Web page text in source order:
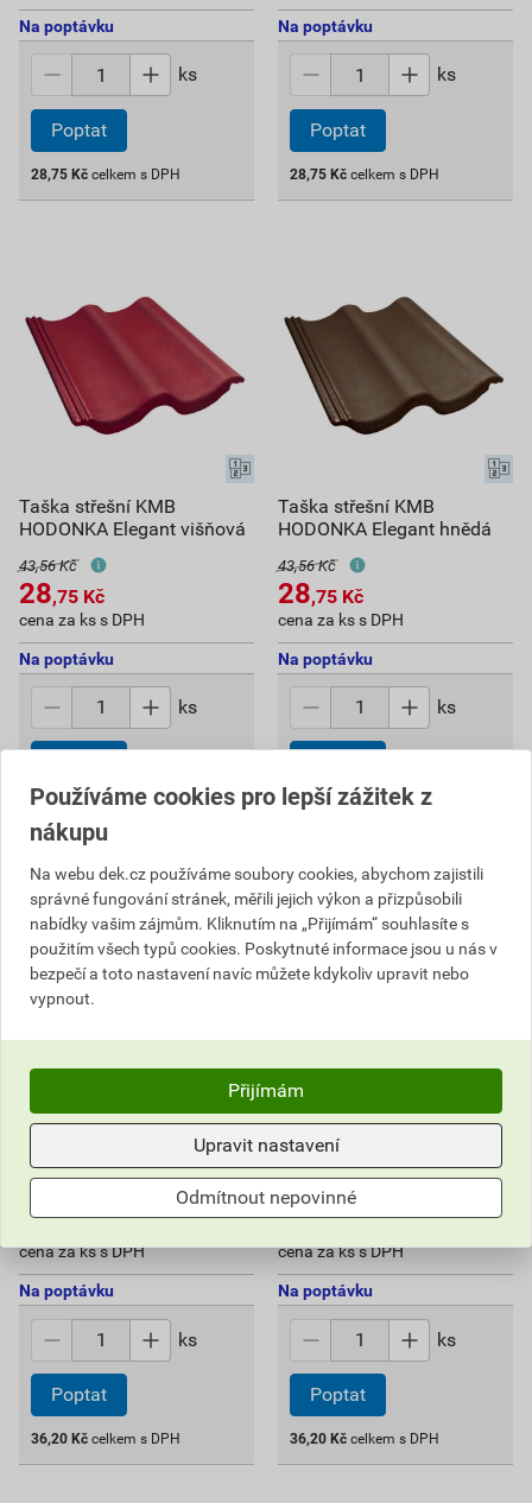
Na poptávku
ks
Poptat
28,75 Kč celkem s DPH
Na poptávku
ks
Poptat
28,75 Kč celkem s DPH
Taška střešní KMB
HODONKA Elegant višňová
43,56 Kč
28,75 Kč
cena za ks s DPH
Na poptávku
ks
28,75 Kč celkem s DPH
Taška střešní KMB
HODONKA Elegant hnědá
43,56 Kč
28,75 Kč
cena za ks s DPH
Na poptávku
ks
28,75 Kč celkem s DPH
HODONKA Briliant cihlová
36
cena za ks s DPH
Na poptávku
ks
Poptat
36,20 Kč celkem s DPH
Taška střešní KMB
HODONKA Briliant višňová
53,24 Kč
36
cena za ks s DPH
Na poptávku
ks
Poptat
36,20 Kč celkem s DPH
Používáme cookies pro lepší zážitek z
nákupu
Na webu dek.cz používáme soubory cookies, abychom zajistili
správné fungování stránek, měřili jejich výkon a přizpůsobili
nabídky vašim zájmům. Kliknutím na „Přijímám“ souhlasíte s
použitím všech typů cookies. Poskytnuté informace jsou u nás v
bezpečí a toto nastavení navíc můžete kdykoliv upravit nebo
vypnout.
Přijímám
Upravit nastavení
Odmítnout nepovinné